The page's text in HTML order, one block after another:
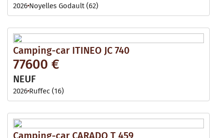
2026 Noyelles Godault (62)
Camping-car ITINEO JC 740
77600 €
NEUF
2026 Ruffec (16)
Camping-car CARADO T 459